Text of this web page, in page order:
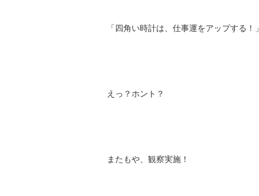
「四角い時計は、仕事運をアップする！」
えっ？ホント？
またもや、観察実施！